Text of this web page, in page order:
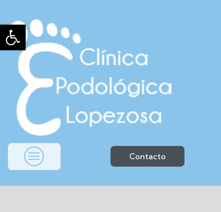
Abrir barra de herramientas
Contacto